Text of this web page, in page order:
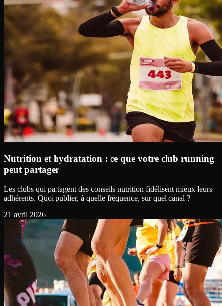
Nutrition et hydratation : ce que votre club running
peut partager
Les clubs qui partagent des conseils nutrition fidélisent mieux leurs
adhérents. Quoi publier, à quelle fréquence, sur quel canal ?
21 avril 2026